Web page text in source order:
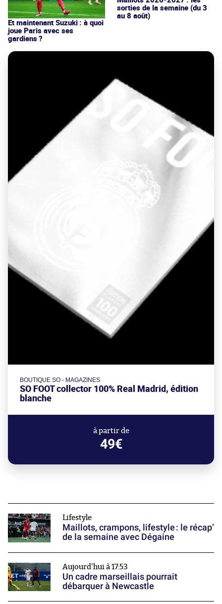
Et maintenant Suzuki : à quoi
joue Paris avec ses
gardiens ?
sorties de la semaine (du 3
au 8 août)
BOUTIQUE SO - MAGAZINES
SO FOOT collector 100% Real Madrid, édition
blanche
à partir de
49€
Lifestyle
Maillots, crampons, lifestyle : le récap’
de la semaine avec Dégaine
Aujourd'hui à 17:53
Un cadre marseillais pourrait
débarquer à Newcastle